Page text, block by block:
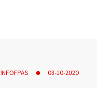
INFOFPAS 08-10-2020